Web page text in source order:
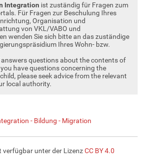
Integration ist zuständig für Fragen zum
Für Fragen zur Beschulung Ihres
Organisation und
von VKL/VABO und
wenden Sie sich bitte an das zuständige
Ihres Wohn- bzw.
questions about the contents of
have questions concerning the
please seek advice from the relevant
local authority.
- Bildung - Migration
verfügbar unter der LizenzCC BY 4.0